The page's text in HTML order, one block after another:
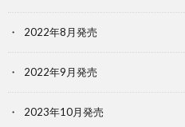
2022年8月発売
2022年9月発売
2023年10月発売